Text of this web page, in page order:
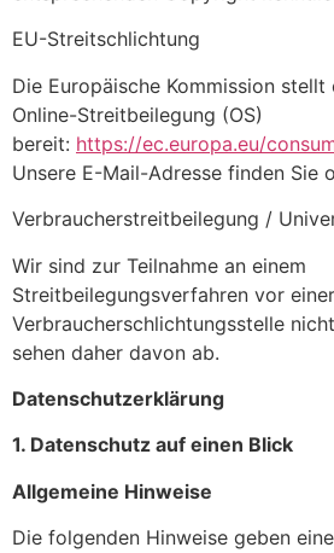
EU-Streitschlichtung
Die Europäische Kommission
Online-Streitbeilegung (OS)
bereit: https://ec.europa.eu/
Unsere E-Mail-Adresse finden Sie
Verbraucher­streit­beilegung /
Wir sind zur Teilnahme an einem
Streitbeilegungsverfahren vor einer
Verbraucherschlichtungsstelle
sehen daher davon ab.
Datenschutzerklärung
1. Datenschutz auf einen Blick
Allgemeine Hinweise
Die folgenden Hinweise geben